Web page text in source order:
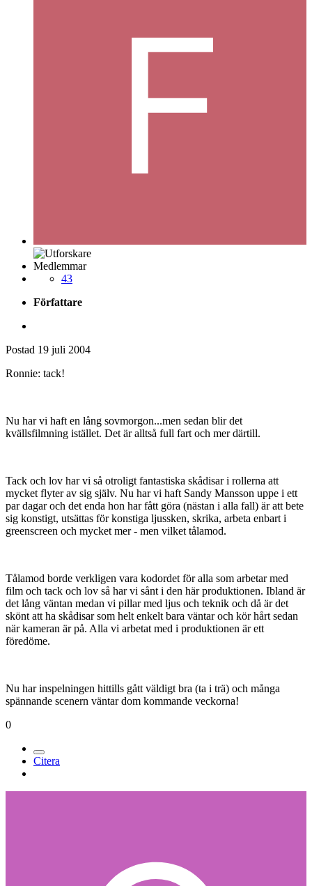
Medlemmar
43
Författare
Postad 19 juli 2004
Ronnie: tack!
Nu har vi haft en lång sovmorgon...men sedan blir det
kvällsfilmning istället. Det är alltså full fart och mer därtill.
Tack och lov har vi så otroligt fantastiska skådisar i rollerna att
mycket flyter av sig själv. Nu har vi haft Sandy Mansson uppe i ett
par dagar och det enda hon har fått göra (nästan i alla fall) är att bete
sig konstigt, utsättas för konstiga ljussken, skrika, arbeta enbart i
greenscreen och mycket mer - men vilket tålamod.
Tålamod borde verkligen vara kodordet för alla som arbetar med
film och tack och lov så har vi sånt i den här produktionen. Ibland är
det lång väntan medan vi pillar med ljus och teknik och då är det
skönt att ha skådisar som helt enkelt bara väntar och kör hårt sedan
när kameran är på. Alla vi arbetat med i produktionen är ett
föredöme.
Nu har inspelningen hittills gått väldigt bra (ta i trä) och många
spännande scenern väntar dom kommande veckorna!
0
Citera